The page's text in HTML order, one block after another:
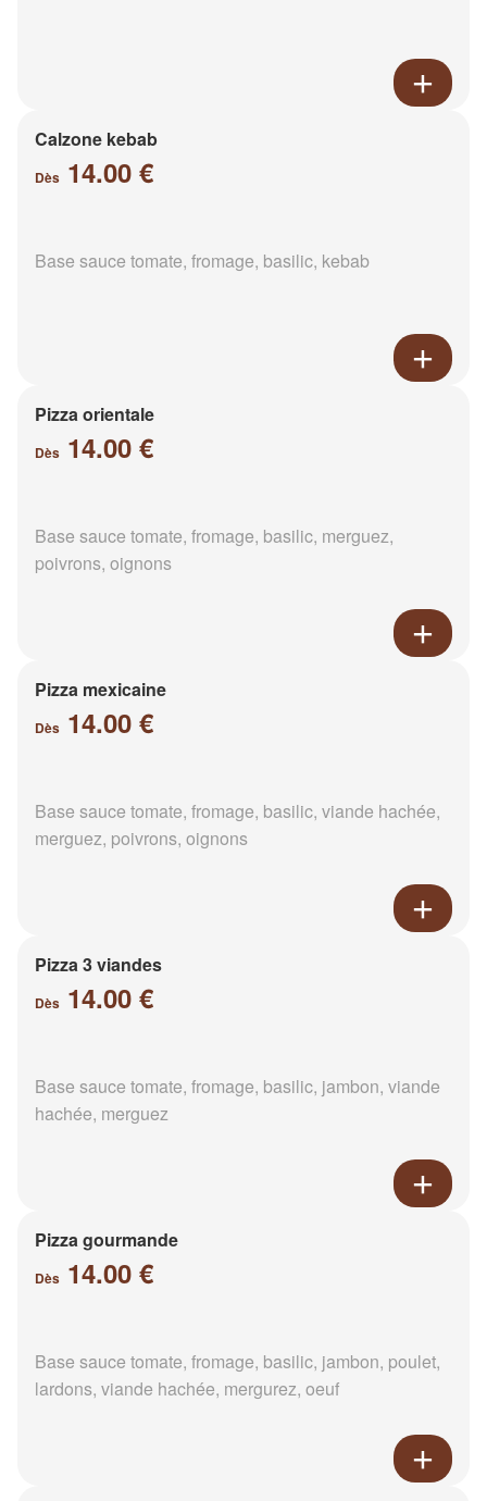
Calzone kebab
Dès 14.00 €
Base sauce tomate, fromage, basilic, kebab
Pizza orientale
Dès 14.00 €
Base sauce tomate, fromage, basilic, merguez,
poivrons, oignons
Pizza mexicaine
Dès 14.00 €
Base sauce tomate, fromage, basilic, viande hachée,
merguez, poivrons, oignons
Pizza 3 viandes
Dès 14.00 €
Base sauce tomate, fromage, basilic, jambon, viande
hachée, merguez
Pizza gourmande
Dès 14.00 €
Base sauce tomate, fromage, basilic, jambon, poulet,
lardons, viande hachée, mergurez, oeuf